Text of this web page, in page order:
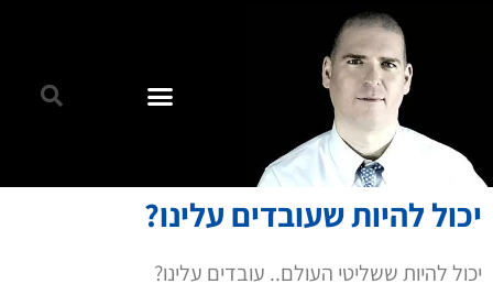
יכול להיות שעובדים עלינו?
יכול להיות ששליטי העולם.. עובדים עלינו?
מצד אחד מספרים לנו על כך שרוסיה נוטשת את תחנת